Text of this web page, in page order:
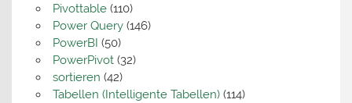
Pivottable(110)
Power Query(146)
PowerBI (50)
PowerPivot(32)
sortieren (42)
Tabellen (Intelligente Tabellen)(114)